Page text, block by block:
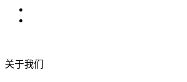
关于我们